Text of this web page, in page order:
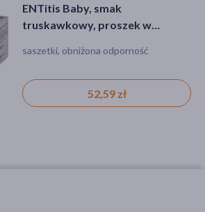
ENTitis Baby, smak
truskawkowy, proszek w
saszetki, obniżona odporność
52,59 zł
ENTitis Baby, smak
truskawkowy, proszek w
saszetki, obniżona odporność
52,59 zł